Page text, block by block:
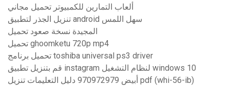
ألعاب التمارين للكمبيوتر تحميل مجاني
تنزيل الجذر لتطبيق android سهل اللمس
المجيدة نسخة صعود تحميل
تحميل ghoomketu 720p mp4
تحميل برنامج toshiba universal ps3 driver
قم بتنزيل تطبيق instagram لنظام التشغيل windows 10
أبيض 970972979 دليل التعليمات تنزيل pdf (whi-56-ib)